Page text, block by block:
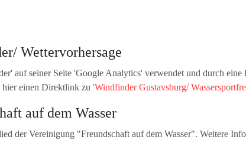
Wettervorhersage
auf seiner Seite 'Google Analytics' verwendet und durch
hier einen Direktlink zu 'Windfinder Gustavsburg/
auf dem Wasser
der Vereinigung "Freundschaft auf dem Wasser". Weitere